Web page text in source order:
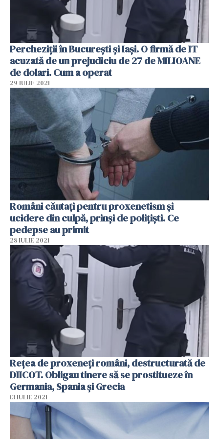
Percheziţii în Bucureşti şi Iaşi. O firmă de IT
acuzată de un prejudiciu de 27 de MILIOANE
de dolari. Cum a operat
29 IULIE 2021
Români căutaţi pentru proxenetism şi
ucidere din culpă, prinşi de poliţişti. Ce
pedepse au primit
28 IULIE 2021
Reţea de proxeneţi români, destructurată de
DIICOT. Obligau tinere să se prostitueze în
Germania, Spania şi Grecia
13 IULIE 2021